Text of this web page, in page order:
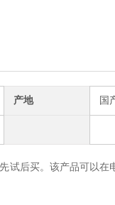
产地 国
试后买。该产品可以